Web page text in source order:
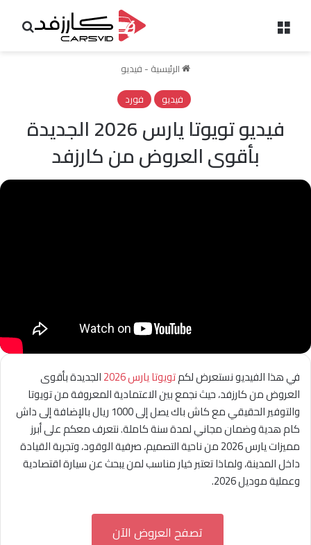
الرئيسية - فيديو
فيديو
فورد
فيديو تويوتا يارس 2026 الجديدة
بأقوى العروض من كارزفد
في هذا الفيديو نستعرض لكمتويوتا يارس 2026
الجديدة بأقوى
العروض من كارزفد، حيث نجمع بين الاعتمادية المعروفة من تويوتا
والتوفير الحقيقي مع كاش باك يصل إلى 1000 ريال بالإضافة إلى داش
كام هدية وضمان مجاني لمدة سنة كاملة. نتعرف معكم على أبرز
مميزات يارس 2026 من ناحية التصميم، صرفية الوقود، وتجربة القيادة
داخل المدينة، ولماذا تعتبر خيار مناسب لمن يبحث عن سيارة اقتصادية
وعملية موديل 2026.
تصفح العروض الآن